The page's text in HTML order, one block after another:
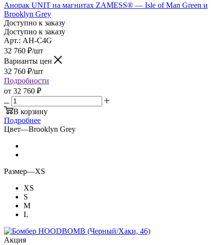
Анорак UNIT на магнитах ZAMESS® — Isle of Man Green и
Brooklyn Grey
Доступно к заказу
Доступно к заказу
Арт.: AH-C4G
32 760 ₽/шт
Варианты цен
32 760 ₽/шт
Подробности
от 32 760 ₽
В корзину
Подробнее
Цвет—Brooklyn Grey
Размер—XS
XS
S
M
L
Акция